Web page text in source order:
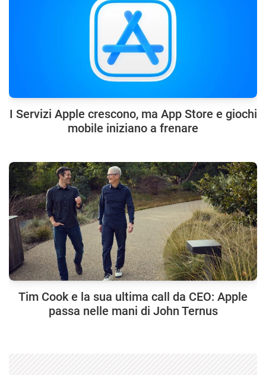
I Servizi Apple crescono, ma App Store e giochi
mobile iniziano a frenare
Tim Cook e la sua ultima call da CEO: Apple
passa nelle mani di John Ternus